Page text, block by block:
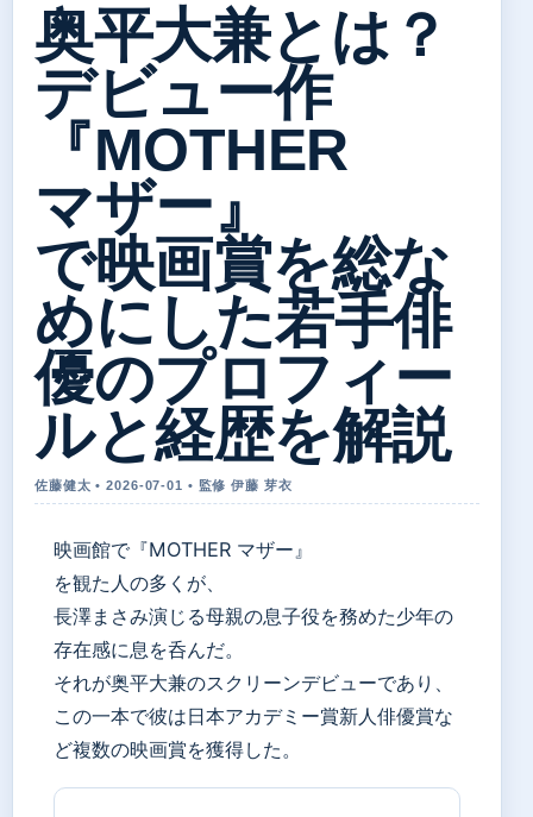
奥平大兼とは？
デビュー作
『MOTHER
マザー』
で映画賞を総な
めにした若手俳
優のプロフィー
ルと経歴を解説
佐藤健太 • 2026-07-01 • 監修 伊藤 芽衣
映画館で『MOTHER マザー』
を観た人の多くが、
長澤まさみ演じる母親の息子役を務めた少年の
存在感に息を呑んだ。
それが奥平大兼のスクリーンデビューであり、
この一本で彼は日本アカデミー賞新人俳優賞な
ど複数の映画賞を獲得した。